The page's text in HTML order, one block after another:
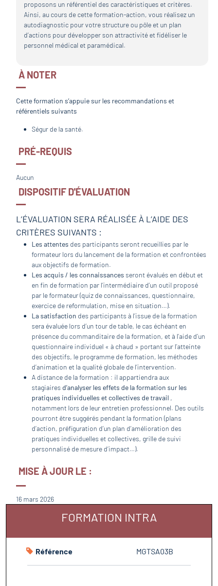
proposons un référentiel des caractéristiques et critères.
Ainsi, au cours de cette formation-action, vous réalisez un
autodiagnostic pour votre structure ou pôle et un plan
d’actions pour développer son attractivité et fidéliser le
personnel médical et paramédical.
À NOTER
Cette formation s’appuie sur les recommandations et
référentiels suivants
Ségur de la santé.
PRÉ-REQUIS
Aucun
DISPOSITIF D'ÉVALUATION
L’ÉVALUATION SERA RÉALISÉE À L’AIDE DES
CRITÈRES SUIVANTS :
Les attentes des participants seront recueillies par le
formateur lors du lancement de la formation et confrontées
aux objectifs de formation.
Les acquis / les connaissances seront évalués en début et
en fin de formation par l’intermédiaire d’un outil proposé
par le formateur (quiz de connaissances, questionnaire,
exercice de reformulation, mise en situation…).
La satisfaction des participants à l’issue de la formation
sera évaluée lors d’un tour de table, le cas échéant en
présence du commanditaire de la formation, et à l’aide d’un
questionnaire individuel « à chaud » portant sur l’atteinte
des objectifs, le programme de formation, les méthodes
d’animation et la qualité globale de l’intervention.
A distance de la formation : il appartiendra aux
stagiaires d’analyser les effets de la formation sur les
pratiques individuelles et collectives de travail ,
notamment lors de leur entretien professionnel. Des outils
pourront être suggérés pendant la formation (plans
d’action, préfiguration d’un plan d’amélioration des
pratiques individuelles et collectives, grille de suivi
personnalisé de mesure d’impact…).
MISE À JOUR LE :
16 mars 2026
FORMATION INTRA
Référence MGTSA03B